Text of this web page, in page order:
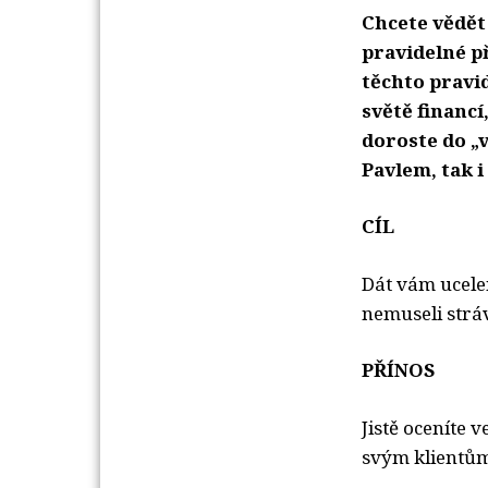
Chcete
pravidelné
těchto
světě
doroste do
Pavlem, tak
CÍL
Dát vám
nemuseli
PŘÍNOS
Jistě oceníte
svým